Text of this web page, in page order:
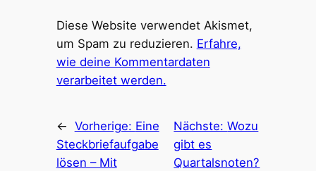
Diese Website verwendet Akismet,
um Spam zu reduzieren. Erfahre,
wie deine Kommentardaten
verarbeitet werden.
← Vorherige: Eine
Steckbriefaufgabe
lösen – Mit
Nächste:Wozu
gibt es
Quartalsnoten?